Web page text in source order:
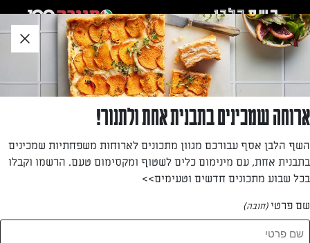
לאזור
תוכן
תחתון
חלי תמיר
—
ארוחה שמכינים בתבנית אחת ולתנור!
השף הלבן אסף עבורכם מגוון מתכונים לארוחות משפחתיות שמכינים
בתבנית אחת, עם מינימום כלים לשטוף ומקסימום טעם. הרשמו וקבלו
בכל שבוע מתכונים חדשים וטעימים>>
שם פרטי(חובה)